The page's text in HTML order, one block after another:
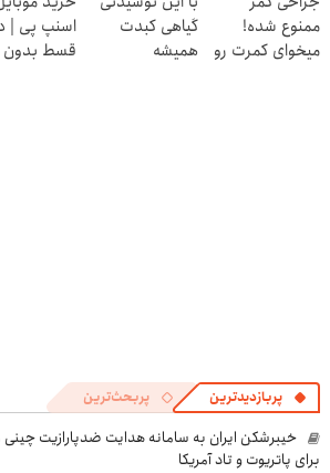
ممنوع شده!
میخوای کمرت رو
گیاهی کبدت
همیشه
قسط
پربازدیدترین پربحث‌ترین
خیبرشکن ایران به سامانه هدایت ضدپارازیت
برای پاتریوت و تاد آمریکا